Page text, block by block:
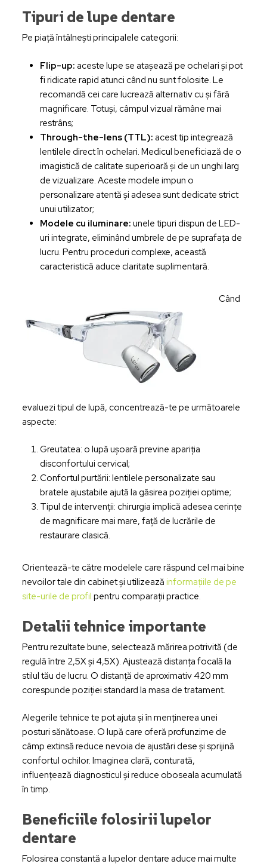
Tipuri de lupe dentare
Pe piață întâlnești principalele categorii:
Flip-up: aceste lupe se atașează pe ochelari și pot
fi ridicate rapid atunci când nu sunt folosite. Le
recomandă cei care lucrează alternativ cu și fără
magnificare. Totuși, câmpul vizual rămâne mai
restrâns;
Through-the-lens (TTL): acest tip integrează
lentilele direct în ochelari. Medicul beneficiază de o
imagistică de calitate superioară și de un unghi larg
de vizualizare. Aceste modele impun o
personalizare atentă și adesea sunt dedicate strict
unui utilizator;
Modele cu iluminare: unele tipuri dispun de LED-
uri integrate, eliminând umbrele de pe suprafața de
lucru. Pentru proceduri complexe, această
caracteristică aduce claritate suplimentară.
Când
evaluezi tipul de lupă, concentrează-te pe următoarele
aspecte:
Greutatea: o lupă ușoară previne apariția
disconfortului cervical;
Confortul purtării: lentilele personalizate sau
bratele ajustabile ajută la găsirea poziției optime;
Tipul de intervenții: chirurgia implică adesea cerințe
de magnificare mai mare, față de lucrările de
restaurare clasică.
Orientează-te către modelele care răspund cel mai bine
nevoilor tale din cabinet și utilizează informațiile de pe
site-urile de profil pentru comparații practice.
Detalii tehnice importante
Pentru rezultate bune, selectează mărirea potrivită (de
regulă între 2,5X și 4,5X). Ajustează distanța focală la
stilul tău de lucru. O distanță de aproximativ 420 mm
corespunde poziției standard la masa de tratament.
Alegerile tehnice te pot ajuta și în menținerea unei
posturi sănătoase. O lupă care oferă profunzime de
câmp extinsă reduce nevoia de ajustări dese și sprijină
confortul ochilor. Imaginea clară, conturată,
influențează diagnosticul și reduce oboseala acumulată
în timp.
Beneficiile folosirii lupelor
dentare
Folosirea constantă a lupelor dentare aduce mai multe